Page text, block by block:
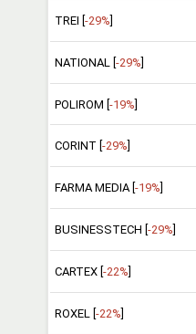
TREI [ -29%
NATIONAL [-29%]
POLIROM [-19%]
CORINT [ -29%
FARMA MEDIA [ -19%
BUSINESSTECH [ -29%
CARTEX [ -22%
ROXEL [ -22%